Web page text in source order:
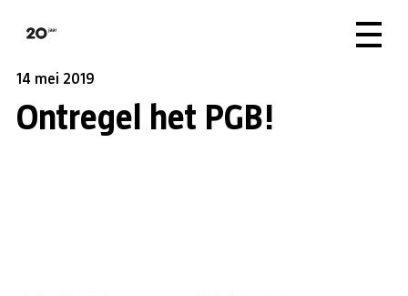
14 mei 2019
Ontregel het PGB!